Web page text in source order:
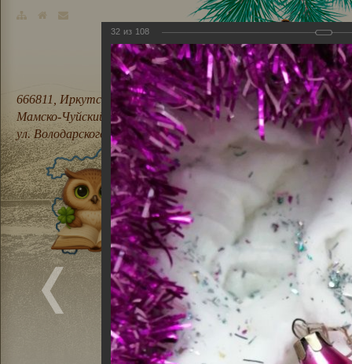
666811, Иркутская область,
Мамско-Чуйский район, п. Мама,
ул. Володарского, 21
32 из 108